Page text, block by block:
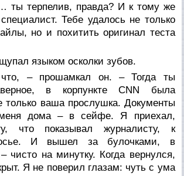
ты терпелив, правда? И к тому же
Тебе удалось не только
но и похитить оригинал теста
языком осколки зубов.
– прошамкал он. – Тогда ты
в корпункте CNN была
только ваша прослушка. Документы
дома – в сейфе. Я приехал,
что показывал журналисту, к
И вышел за булочками, в
чисто на минутку. Когда вернулся,
Я не поверил глазам: чуть с ума